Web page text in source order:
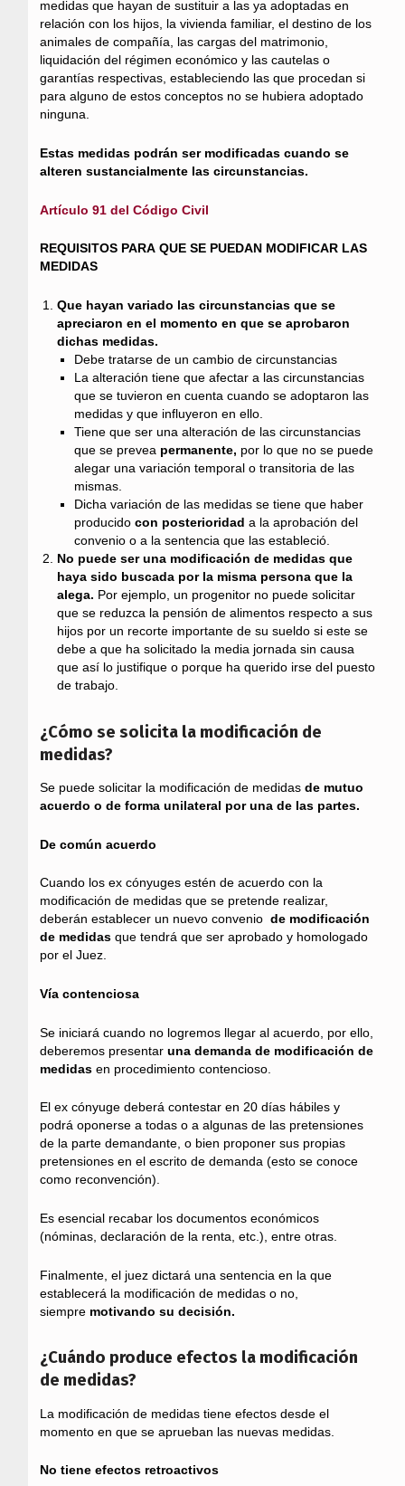
medidas que hayan de sustituir a las ya adoptadas en
relación con los hijos, la vivienda familiar, el destino de los
animales de compañía, las cargas del matrimonio,
liquidación del régimen económico y las cautelas o
garantías respectivas, estableciendo las que procedan si
para alguno de estos conceptos no se hubiera adoptado
ninguna.
Estas medidas podrán ser modificadas cuando se
alteren sustancialmente las circunstancias.
Artículo 91 del Código Civil
REQUISITOS PARA QUE SE PUEDAN MODIFICAR LAS
MEDIDAS
Que hayan variado las circunstancias que se
apreciaron en el momento en que se aprobaron
dichas medidas.
Debe tratarse de un cambio de circunstancias
La alteración tiene que afectar a las circunstancias
que se tuvieron en cuenta cuando se adoptaron las
medidas y que influyeron en ello.
Tiene que ser una alteración de las circunstancias
que se prevea permanente, por lo que no se puede
alegar una variación temporal o transitoria de las
mismas.
Dicha variación de las medidas se tiene que haber
producidocon posterioridad a la aprobación del
convenio o a la sentencia que las estableció.
No puede ser una modificación de medidas que
haya sido buscada por la misma persona que la
alega. Por ejemplo, un progenitor no puede solicitar
que se reduzca la pensión de alimentos respecto a sus
hijos por un recorte importante de su sueldo si este se
debe a que ha solicitado la media jornada sin causa
que así lo justifique o porque ha querido irse del puesto
de trabajo.
¿Cómo se solicita la modificación de
medidas?
Se puede solicitar la modificación de medidasde mutuo
acuerdo o de forma unilateral por una de las partes.
De común acuerdo
Cuando los ex cónyuges estén de acuerdo con la
modificación de medidas que se pretende realizar,
deberán establecer un nuevo convenio de modificación
de medidasque tendrá que ser aprobado y homologado
por el Juez.
Vía contenciosa
Se iniciará cuando no logremos llegar al acuerdo, por ello,
deberemos presentar una demanda de modificación de
medidasen procedimiento contencioso.
El ex cónyuge deberá contestar en 20 días hábiles y
podrá oponerse a todas o a algunas de las pretensiones
de la parte demandante, o bien proponer sus propias
pretensiones en el escrito de demanda (esto se conoce
como reconvención).
Es esencial recabar los documentos económicos
(nóminas, declaración de la renta, etc.), entre otras.
Finalmente, el juez dictará una sentencia en la que
establecerá la modificación de medidas o no,
siempremotivando su decisión.
¿Cuándo produce efectos la modificación
de medidas?
La modificación de medidas tiene efectos desde el
momento en que se aprueban las nuevas medidas.
No tiene efectos retroactivos